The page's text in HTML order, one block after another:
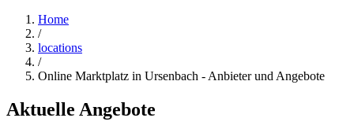
Home
/
locations
/
Online Marktplatz in Ursenbach - Anbieter und Angebote
Aktuelle Angebote